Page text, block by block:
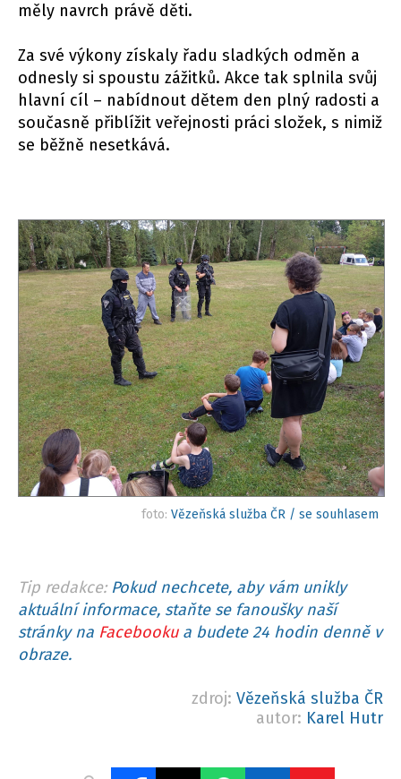
měly navrch právě děti.
Za své výkony získaly řadu sladkých odměn a
odnesly si spoustu zážitků. Akce tak splnila svůj
hlavní cíl – nabídnout dětem den plný radosti a
současně přiblížit veřejnosti práci složek, s nimiž
se běžně nesetkává.
foto: Vězeňská služba ČR / se souhlasem
Tip redakce: Pokud nechcete, aby vám unikly
aktuální informace, staňte se fanoušky naší
stránky na Facebookua budete 24 hodin denně v
obraze.
zdroj: Vězeňská služba ČR
autor: Karel Hutr